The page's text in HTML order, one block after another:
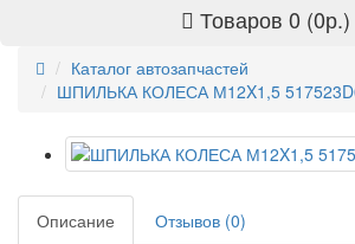
Товаров 0 (0р.)
Каталог автозапчастей
ШПИЛЬКА КОЛЕСА М12X1,5
Описание
Отзывов (0)